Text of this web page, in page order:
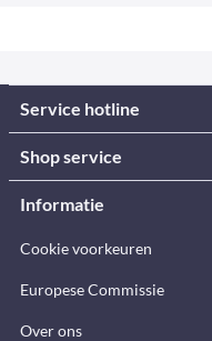
Service hotline
Shop service
Informatie
Cookie voorkeuren
Europese Commissie
Over ons